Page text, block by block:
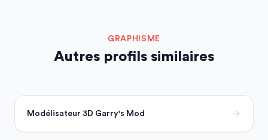
GRAPHISME
Autres profils similaires
Modélisateur 3D Garry's Mod